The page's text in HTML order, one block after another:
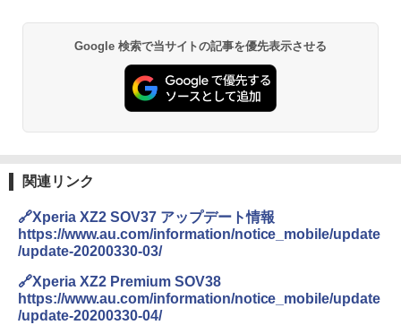
Google 検索で当サイトの記事を優先表示させる
関連リンク
🔗Xperia XZ2 SOV37 アップデート情報
https://www.au.com/information/notice_mobile/update
/update-20200330-03/
🔗Xperia XZ2 Premium SOV38
https://www.au.com/information/notice_mobile/update
/update-20200330-04/